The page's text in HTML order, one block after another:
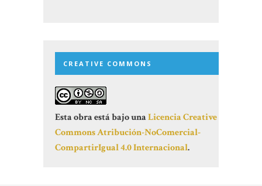
CREATIVE COMMONS
Esta obra está bajo unaLicencia Creative
Commons Atribución-NoComercial-
CompartirIgual 4.0 Internacional.